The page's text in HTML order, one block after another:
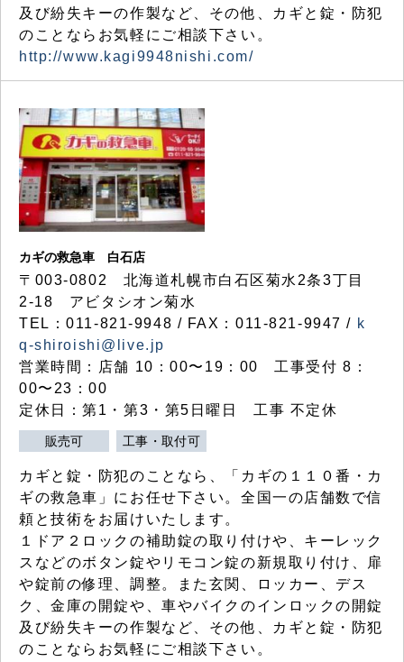
及び紛失キーの作製など、その他、カギと錠・防犯
のことならお気軽にご相談下さい。
http://www.kagi9948nishi.com/
カギの救急車 白石店
〒003-0802 北海道札幌市白石区菊水2条3丁目
2-18 アビタシオン菊水
TEL：011-821-9948 / FAX：011-821-9947 / k
q-shiroishi@live.jp
営業時間：店舗 10：00〜19：00 工事受付 8：
00〜23：00
定休日：第1・第3・第5日曜日 工事 不定休
販売可 工事・取付可
カギと錠・防犯のことなら、「カギの１１０番・カ
ギの救急車」にお任せ下さい。全国一の店舗数で信
頼と技術をお届けいたします。
１ドア２ロックの補助錠の取り付けや、キーレック
スなどのボタン錠やリモコン錠の新規取り付け、扉
や錠前の修理、調整。また玄関、ロッカー、デス
ク、金庫の開錠や、車やバイクのインロックの開錠
及び紛失キーの作製など、その他、カギと錠・防犯
のことならお気軽にご相談下さい。